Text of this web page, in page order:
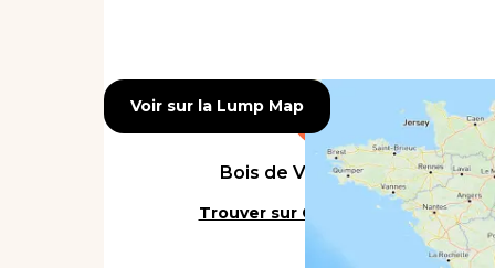
Voir sur la Lump Map
Voir sur la Lump Map
Bois de Vincennes
Trouver sur Google Maps